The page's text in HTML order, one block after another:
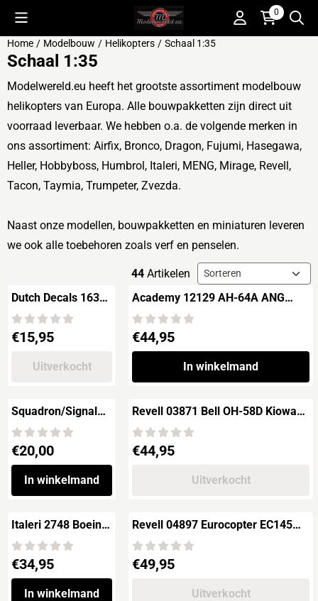
Cookievoorkeuren zijn beschikbaar. Kies instellingen of sta alle
0
Home / Modelbouw / Helikopters / Schaal 1:35
Schaal 1:35
Modelwereld.eu heeft het grootste assortiment modelbouw
helikopters van Europa. Alle bouwpakketten zijn direct uit
voorraad leverbaar. We hebben o.a. de volgende merken in
ons assortiment: Airfix, Bronco, Dragon, Fujumi, Hasegawa,
Heller, Hobbyboss, Humbrol, Italeri, MENG, Mirage, Revell,
Tacon, Taymia, Trumpeter, Zvezda.
Naast onze modellen, bouwpakketten en miniaturen leveren
we ook alle toebehoren zoals verf en penselen.
44 Artikelen Sorteermethode
Dutch Decals 1630
Klu
registraties/serials
'Black in 1/48 and
Prijs: 15,95
€15,95
Uitverkocht
Academy 12129 AH-64A ANG
"South Carolina"
Prijs: 44,95
€44,95
In winkelmand
Squadron/Signal
Publications 1146
H-34 Choctaw
Prijs: 20,00
€20,00
In winkelmand
Revell 03871 Bell OH-58D Kiowa
Warrior
Prijs: 44,95
€44,95
Uitverkocht
Italeri 2748 Boeing
AH-64D Apache
Longbow
Prijs: 34,95
€34,95
In winkelmand
Revell 04897 Eurocopter EC145
DRF Luftrettung
Prijs: 49,95
€49,95
Uitverkocht